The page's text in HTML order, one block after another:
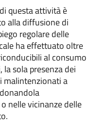
questa attività è
alla diffusione di
regolare delle
ha effettuato oltre
al consumo
la sola presenza dei
malintenzionati a
nelle vicinanze delle